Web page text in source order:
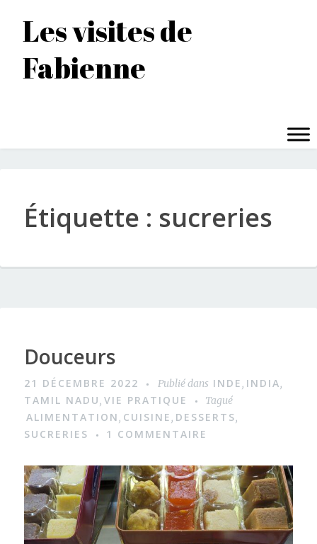
contenu
principal
Les visites de
Fabienne
Étiquette : sucreries
Douceurs
21 DÉCEMBRE 2022 Publié dans INDE, INDIA,
TAMIL NADU,VIE PRATIQUE Tagué
ALIMENTATION, CUISINE, DESSERTS,
SUCRERIES 1 COMMENTAIRE